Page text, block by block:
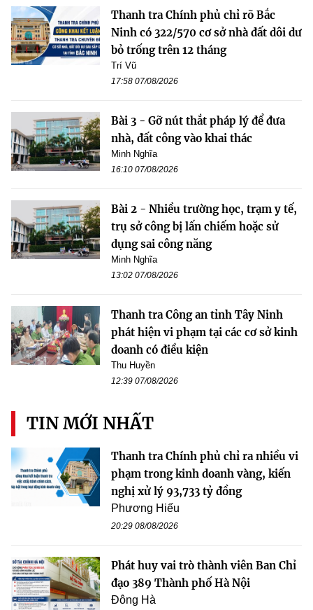
Thanh tra Chính phủ chỉ rõ Bắc
Ninh có 322/570 cơ sở nhà đất dôi dư
bỏ trống trên 12 tháng
Trí Vũ
17:58 07/08/2026
Bài 3 - Gỡ nút thắt pháp lý để đưa
nhà, đất công vào khai thác
Minh Nghĩa
16:10 07/08/2026
Bài 2 - Nhiều trường học, trạm y tế,
trụ sở công bị lấn chiếm hoặc sử
dụng sai công năng
Minh Nghĩa
13:02 07/08/2026
Thanh tra Công an tỉnh Tây Ninh
phát hiện vi phạm tại các cơ sở kinh
doanh có điều kiện
Thu Huyền
12:39 07/08/2026
TIN MỚI NHẤT
Thanh tra Chính phủ chỉ ra nhiều vi
phạm trong kinh doanh vàng, kiến
nghị xử lý 93,733 tỷ đồng
Phương Hiếu
20:29 08/08/2026
Phát huy vai trò thành viên Ban Chỉ
đạo 389 Thành phố Hà Nội
Đông Hà